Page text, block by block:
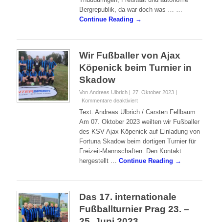
Thüringen
Höhentrainingslager“ nach Thüringen!
Thüüüüringen, Freistaat und autonome
Continue Reading →
Wir Fußballer von Ajax
Skadow
Von Andreas Ulbrich
27. Oktober 2023
Kommentare deaktiviertfür
Wir
von
Ajax
Köpenick
Skadow
Text: Andreas Ulbrich / Carsten Fellbaum
Am 07. Oktober 2023 weilten wir Fußballer
des KSV Ajax Köpenick auf Einladung von
Fortuna Skadow beim dortigen Turnier für
hergestellt …Continue Reading →
Das 17. internationale